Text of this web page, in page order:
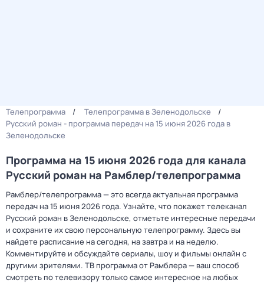
Телепрограмма
Телепрограмма в Зеленодольске
Русский роман - программа передач на 15 июня 2026 года в
Зеленодольске
Программа на 15 июня 2026 года для канала
Русский роман на Рамблер/телепрограмма
Рамблер/телепрограмма — это всегда актуальная программа
передач на 15 июня 2026 года. Узнайте, что покажет телеканал
Русский роман в Зеленодольске, отметьте интересные передачи
и сохраните их свою персональную телепрограмму. Здесь вы
найдете расписание на сегодня, на завтра и на неделю.
Комментируйте и обсуждайте сериалы, шоу и фильмы онлайн с
другими зрителями. ТВ программа от Рамблера — ваш способ
смотреть по телевизору только самое интересное на любых